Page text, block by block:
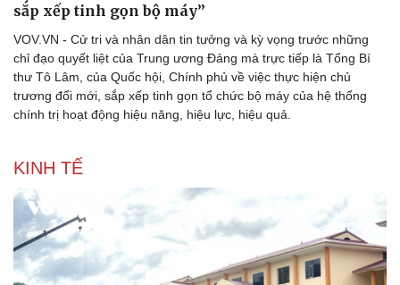
sắp xếp tinh gọn bộ máy”
VOV.VN - Cử tri và nhân dân tin tưởng và kỳ vọng trước những
chỉ đạo quyết liệt của Trung ương Đảng mà trực tiếp là Tổng Bí
thư Tô Lâm, của Quốc hội, Chính phủ về việc thực hiện chủ
trương đổi mới, sắp xếp tinh gọn tổ chức bộ máy của hệ thống
chính trị hoạt động hiệu năng, hiệu lực, hiệu quả.
KINH TẾ